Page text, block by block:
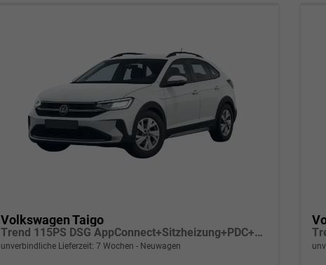
Volkswagen Taigo
Trend 115PS DSG AppConnect+Sitzheizung+PDC+Alu16+LED+DAB+FrontAssist
unverbindliche Lieferzeit: 7 Wochen Neuwagen